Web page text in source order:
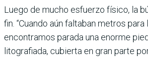
Luego de mucho esfuerzo físico, la
fin. “Cuando aún falta­ban metros para
encontramos parada una enorme
litografiada, cubierta en gran parte